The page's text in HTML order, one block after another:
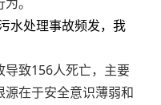
水处理事故频发，我
致156人死亡，主要
在于安全意识薄弱和